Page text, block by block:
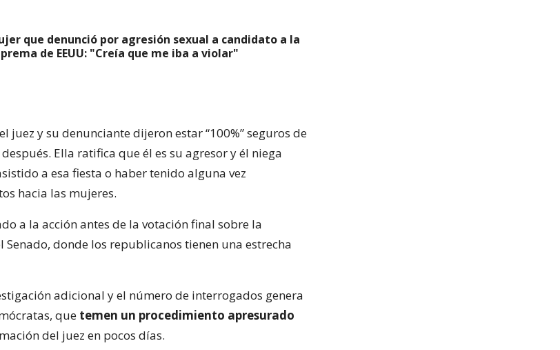
que denunció por agresión sexual a candidato a la
de EEUU: "Creía que me iba a violar"
juez y su denunciante dijeron estar “100%” seguros de
Ella ratifica que él es su agresor y él niega
a esa fiesta o haber tenido alguna vez
hacia las mujeres.
a la acción antes de la votación final sobre la
Senado, donde los republicanos tienen una estrecha
adicional y el número de interrogados genera
que temen un procedimiento apresurado
del juez en pocos días.